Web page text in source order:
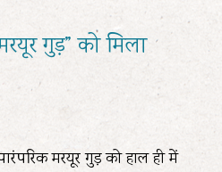
गुड़” को मिला
मरयूर गुड़ को हाल ही में